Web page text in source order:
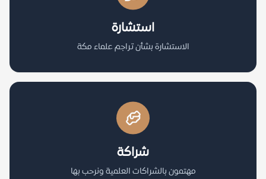
استشارة
الاستشارة بشأن تراجم علماء مكة
شراكة
مهتمون بالشراكات العلمية ونرحب بها